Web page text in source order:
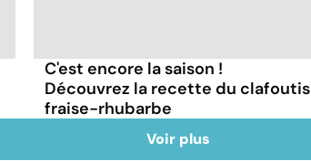
C'est encore la saison !
Découvrez la recette du clafoutis
fraise-rhubarbe
Voir plus